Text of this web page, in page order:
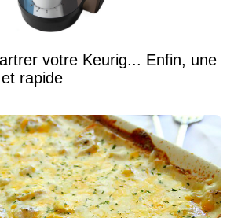
votre Keurig... Enfin, une
rapide